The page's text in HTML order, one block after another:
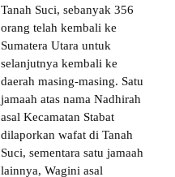
Tanah Suci, sebanyak 356
orang telah kembali ke
Sumatera Utara untuk
selanjutnya kembali ke
daerah masing-masing. Satu
jamaah atas nama Nadhirah
asal Kecamatan Stabat
dilaporkan wafat di Tanah
Suci, sementara satu jamaah
lainnya, Wagini asal